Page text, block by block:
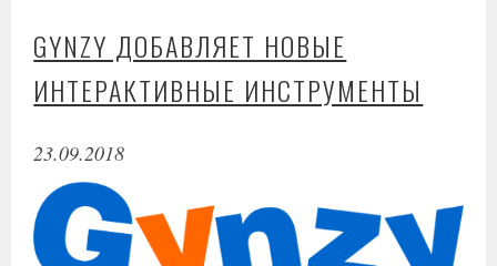
GYNZY ДОБАВЛЯЕТ НОВЫЕ
ИНТЕРАКТИВНЫЕ ИНСТРУМЕНТЫ
23.09.2018